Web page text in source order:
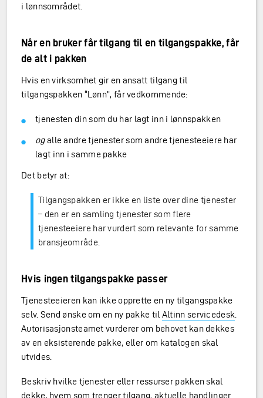
i lønnsområdet.
Når en bruker får tilgang til en tilgangspakke, får
de alt i pakken
Hvis en virksomhet gir en ansatt tilgang til
tilgangspakken “Lønn”, får vedkommende:
tjenesten din som du har lagt inn i lønnspakken
ogalle andre tjenester som andre tjenesteeiere har
lagt inn i samme pakke
Det betyr at:
Tilgangspakken er ikke en liste over dine tjenester
– den er en samling tjenester som flere
tjenesteeiere har vurdert som relevante for samme
bransjeområde.
Hvis ingen tilgangspakke passer
Tjenesteeieren kan ikke opprette en ny tilgangspakke
selv. Send ønske om en ny pakke til Altinn servicedesk
Autorisasjonsteamet vurderer om behovet kan dekkes
av en eksisterende pakke, eller om katalogen skal
utvides.
Beskriv hvilke tjenester eller ressurser pakken skal
dekke, hvem som trenger tilgang, aktuelle handlinger